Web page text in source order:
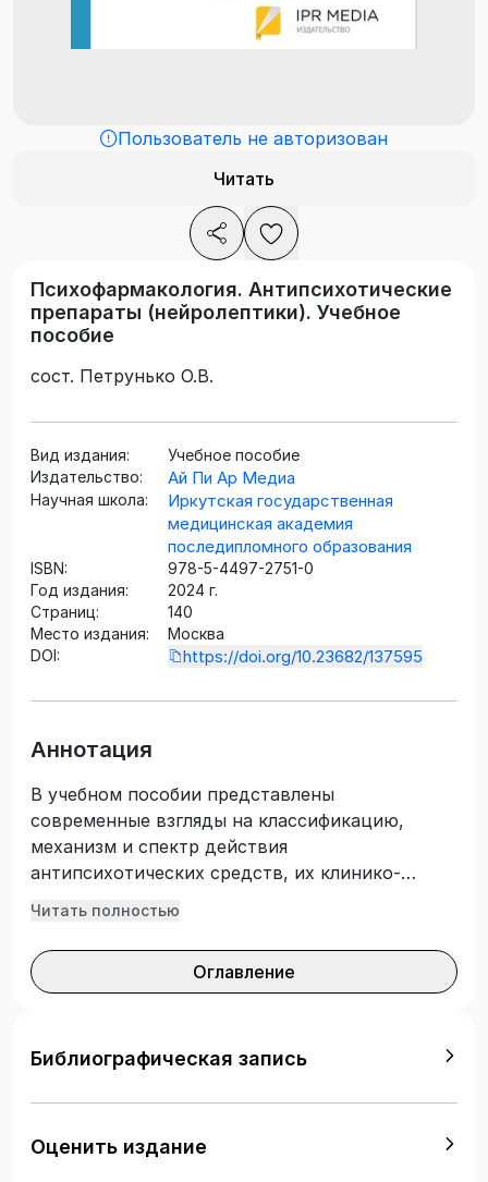
Пользователь не авторизован
Читать
Психофармакология. Антипсихотические
препараты (нейролептики). Учебное
пособие
сост. Петрунько О.В.
Вид издания:
Учебное пособие
Издательство:
Ай Пи Ар Медиа
Научная школа:
Иркутская государственная
медицинская академия
последипломного образования
ISBN:
978-5-4497-2751-0
Год издания:
2024 г.
Страниц:
140
Место издания:
Москва
DOI:
https://doi.org/10.23682/137595
Аннотация
В учебном пособии представлены
современные взгляды на классификацию,
механизм и спектр действия
антипсихотических средств, их клинико-
фармакологические свойства, практические
уделено вопросам применения
антипсихотиков при терапии шизофрении и
детском и подростковом, пожилом возрасте, в
вскармливания. Подготовлено в соответствии
с требованиями Федерального
государственного образовательного стандарта
Читать полностью
Оглавление
Библиографическая запись
Оценить издание